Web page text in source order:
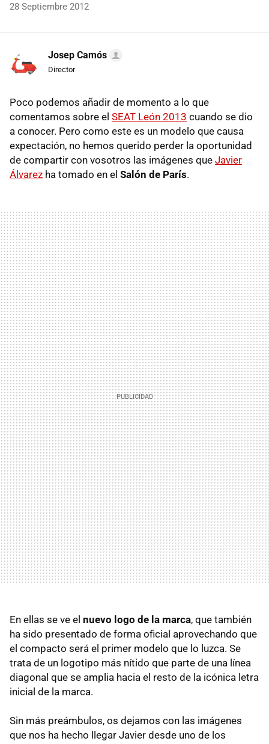
28 Septiembre 2012
Josep Camós
Director
Poco podemos añadir de momento a lo que
comentamos sobre el SEAT León 2013 cuando se dio
a conocer. Pero como este es un modelo que causa
expectación, no hemos querido perder la oportunidad
de compartir con vosotros las imágenes que Javier
Álvarez ha tomado en el Salón de París.
En ellas se ve el nuevo logo de la marca, que también
ha sido presentado de forma oficial aprovechando que
el compacto será el primer modelo que lo luzca. Se
trata de un logotipo más nítido que parte de una línea
diagonal que se amplia hacia el resto de la icónica letra
inicial de la marca.
Sin más preámbulos, os dejamos con las imágenes
que nos ha hecho llegar Javier desde uno de los